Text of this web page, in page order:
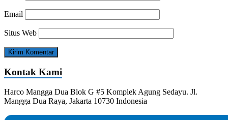
Email
Situs Web
Kontak Kami
Harco Mangga Dua Blok G #5 Komplek Agung Sedayu. Jl.
Mangga Dua Raya, Jakarta 10730 Indonesia